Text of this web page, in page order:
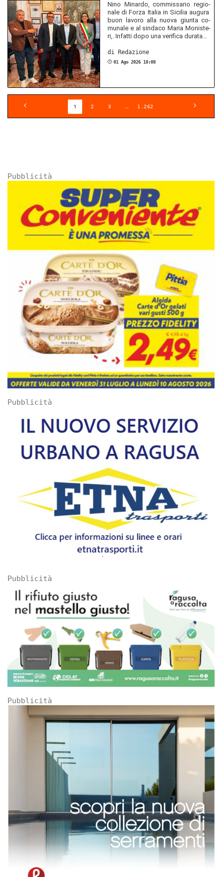
Nino Mi­nar­do, com­mis­sa­rio re­gio­
na­le di Forza Ita­lia in Si­ci­lia au­gu­ra
buon la­vo­ro alla nuova giun­ta co­
mu­na­le e al sin­da­co Maria Mo­nis­te­
ri,. In­fat­ti dopo una ve­ri­fi­ca du­ra­ta…
di Red­azio­ne
01 Ago 2026 18:08
1 2 3 … 1.262
Pubblicità
Pubblicità
Pubblicità
Pubblicità